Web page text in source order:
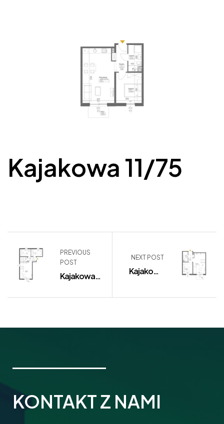
Kajakowa 11/75
PREVIOUS
POST
Kajakowa
NEXT POST
Kajakowa
KONTAKT Z NAMI